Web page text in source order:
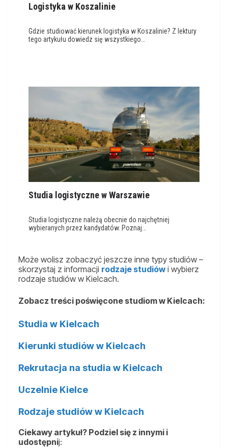
Logistyka w Koszalinie
Gdzie studiować kierunek logistyka w Koszalinie? Z lektury
tego artykułu dowiedz się wszystkiego…
Studia logistyczne w Warszawie
Studia logistyczne należą obecnie do najchętniej
wybieranych przez kandydatów. Poznaj…
Może wolisz zobaczyć jeszcze inne typy studiów –
skorzystaj z informacji rodzaje studiów i wybierz
rodzaje studiów w Kielcach.
Zobacz treści poświęcone studiom w Kielcach:
Studia w Kielcach
Kierunki studiów w Kielcach
Rekrutacja na studia w Kielcach
Uczelnie Kielce
Rodzaje studiów w Kielcach
Ciekawy artykuł? Podziel się z innymi i
udostępnij: